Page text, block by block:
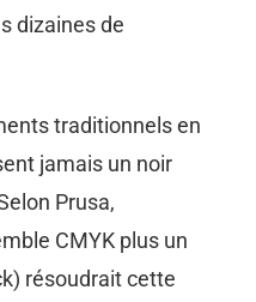
dizaines de
traditionnels en
jamais un noir
Prusa,
CMYK plus un
résoudrait cette